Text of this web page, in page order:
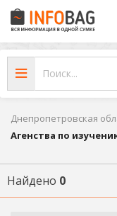
Днепропетровская
Агенства по
Найдено 0